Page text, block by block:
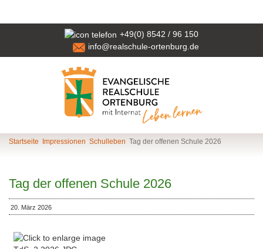
+49(0) 8542 / 96 150
info@realschule-ortenburg.de
Startseite Impressionen Schulleben Tag der offenen Schule 2026
Tag der offenen Schule 2026
20. März 2026